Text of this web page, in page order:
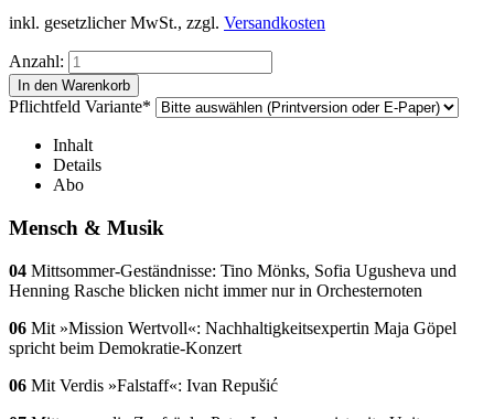
inkl. gesetzlicher MwSt., zzgl. Versandkosten
Anzahl:
Pflichtfeld Variante*
Inhalt
Details
Abo
Mensch & Musik
04 Mittsommer-Geständnisse: Tino Mönks, Sofia Ugusheva und
Henning Rasche blicken nicht immer nur in Orchesternoten
06 Mit »Mission Wertvoll«: Nachhaltigkeitsexpertin Maja Göpel
spricht beim Demokratie-Konzert
06 Mit Verdis »Falstaff«: Ivan Repušić